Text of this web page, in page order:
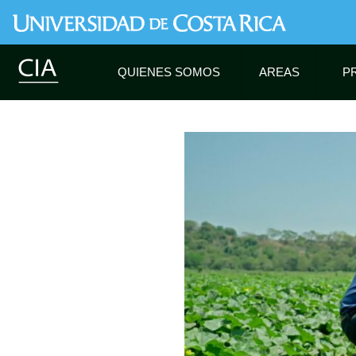
QUIENES SOMOS AREAS